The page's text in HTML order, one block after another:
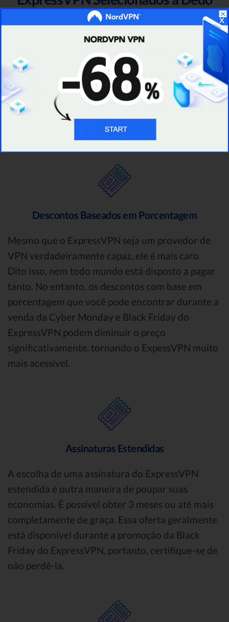
Em nosso site, você poderá encontrar novos
códigos de cupons da Black Friday do
ExpressVPN o tempo todo. Isso porque
temos uma equipe dedicada que consegue
encontrar as ofertas mais recentes, das quais
você pode aproveitar imediatamente.
Descontos Baseados em Porcentagem
Mesmo que o ExpressVPN seja um provedor de
VPN verdadeiramente capaz, ele é mais caro.
Dito isso, nem todo mundo está disposto a pagar
tanto. No entanto, os descontos com base em
porcentagem que você pode encontrar durante a
venda da Cyber Monday e Black Friday do
ExpressVPN podem diminuir o preço
significativamente, tornando o ExpessVPN muito
mais acessível.
Assinaturas Estendidas
A escolha de uma assinatura do ExpressVPN
estendida é outra maneira de poupar suas
economias. É possível obter 3 meses ou até mais
completamente de graça. Essa oferta geralmente
está disponível durante a promoção da Black
Friday do ExpressVPN, portanto, certifique-se de
não perdê-la.
x